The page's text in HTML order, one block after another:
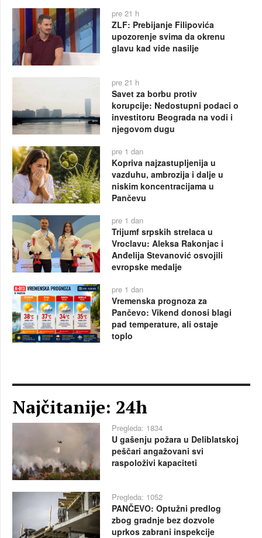
pre 21 h
ZLF: Prebijanje Filipovića
upozorenje svima da okrenu
glavu kad vide nasilje
pre 21 h
Savet za borbu protiv
korupcije: Nedostupni podaci o
investitoru Beograda na vodi i
njegovom dugu
pre 1 dan
Kopriva najzastupljenija u
vazduhu, ambrozija i dalje u
niskim koncentracijama u
Pančevu
pre 1 dan
Trijumf srpskih strelaca u
Vroclavu: Aleksa Rakonjac i
Anđelija Stevanović osvojili
evropske medalje
pre 1 dan
Vremenska prognoza za
Pančevo: Vikend donosi blagi
pad temperature, ali ostaje
toplo
Najčitanije: 24h
Pregleda: 1834
U gašenju požara u Deliblatskoj
peščari angažovani svi
raspoloživi kapaciteti
Pregleda: 1052
PANČEVO: Optužni predlog
zbog gradnje bez dozvole
uprkos zabrani inspekcije